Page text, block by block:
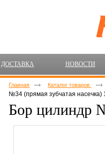
ДОСТАВКА НОВОСТИ
Главная Каталог товаров
№34 (прямая зубчатая насечка)
Бор цилиндр